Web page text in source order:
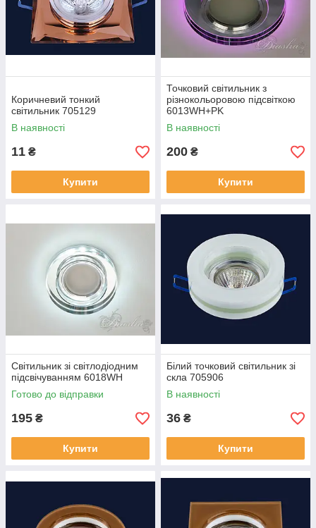
Коричневий тонкий
світильник 705129
В наявності
11 ₴
Купити
Точковий світильник з
різнокольоровою підсвіткою
6013WH+PK
В наявності
200 ₴
Купити
Світильник зі світлодіодним
підсвічуванням 6018WH
Готово до відправки
195 ₴
Купити
Білий точковий світильник зі
скла 705906
В наявності
36 ₴
Купити